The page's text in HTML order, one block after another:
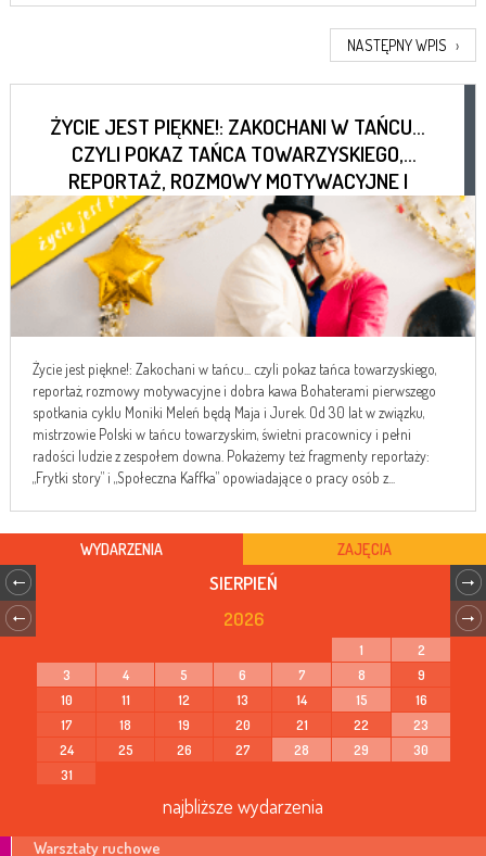
NASTĘPNY WPIS ›
ŻYCIE JEST PIĘKNE!: ZAKOCHANI W TAŃCU…
CZYLI POKAZ TAŃCA TOWARZYSKIEGO,
REPORTAŻ, ROZMOWY MOTYWACYJNE I
DOBRA KAWA
Życie jest piękne!: Zakochani w tańcu... czyli pokaz tańca towarzyskiego,
reportaż, rozmowy motywacyjne i dobra kawa Bohaterami pierwszego
spotkania cyklu Moniki Meleń będą Maja i Jurek. Od 30 lat w związku,
mistrzowie Polski w tańcu towarzyskim, świetni pracownicy i pełni
radości ludzie z zespołem downa. Pokażemy też fragmenty reportaży:
„Frytki story” i „Społeczna Kaffka” opowiadające o pracy osób z...
WYDARZENIA ZAJĘCIA
SIERPIEŃ
2026
1
2
3
4 5 6 7 8
9
10
11 12 13 14 15
16
17
18 19 20 21 22
23
24
25 26 27 28 29
30
31
najbliższe wydarzenia
Warsztaty ruchowe